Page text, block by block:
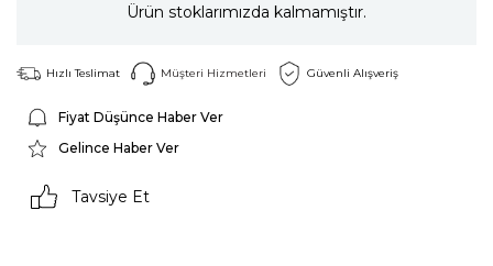
Ürün stoklarımızda kalmamıştır.
Hızlı Teslimat Müşteri Hizmetleri Güvenli Alışveriş
Fiyat Düşünce Haber Ver
Gelince Haber Ver
Tavsiye Et